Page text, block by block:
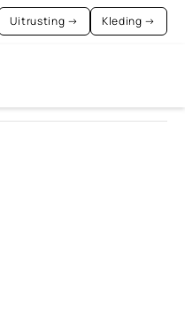
Uitrusting → Kleding →